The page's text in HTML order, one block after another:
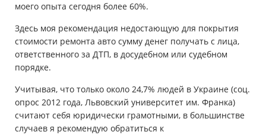
моего опыта сегодня более 60%.
Здесь моя рекомендация недостающую для покрытия
стоимости ремонта авто сумму денег получать с лица,
ответственного за ДТП, в досудебном или судебном
порядке.
Учитывая, что только около 24,7% людей в Украине (соц.
опрос 2012 года, Львовский университет им. Франка)
считают себя юридически грамотными, в большинстве
случаев я рекомендую обратиться к